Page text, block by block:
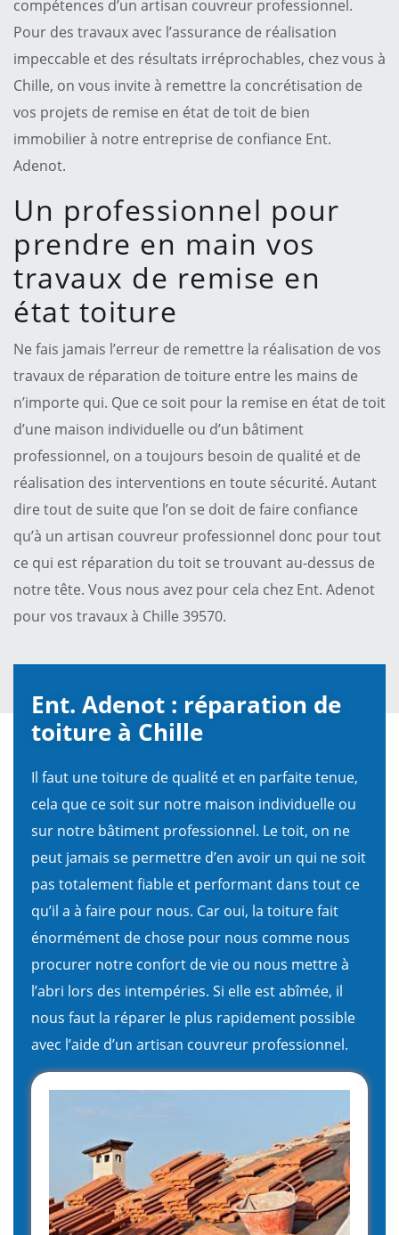
compétences d’un artisan couvreur professionnel.
Pour des travaux avec l’assurance de réalisation
impeccable et des résultats irréprochables, chez vous à
Chille, on vous invite à remettre la concrétisation de
vos projets de remise en état de toit de bien
immobilier à notre entreprise de confiance Ent.
Adenot.
Un professionnel pour
prendre en main vos
travaux de remise en
état toiture
Ne fais jamais l’erreur de remettre la réalisation de vos
travaux de réparation de toiture entre les mains de
n’importe qui. Que ce soit pour la remise en état de toit
d’une maison individuelle ou d’un bâtiment
professionnel, on a toujours besoin de qualité et de
réalisation des interventions en toute sécurité. Autant
dire tout de suite que l’on se doit de faire confiance
qu’à un artisan couvreur professionnel donc pour tout
ce qui est réparation du toit se trouvant au-dessus de
notre tête. Vous nous avez pour cela chez Ent. Adenot
pour vos travaux à Chille 39570.
Ent. Adenot : réparation de
toiture à Chille
Il faut une toiture de qualité et en parfaite tenue,
cela que ce soit sur notre maison individuelle ou
sur notre bâtiment professionnel. Le toit, on ne
peut jamais se permettre d’en avoir un qui ne soit
pas totalement fiable et performant dans tout ce
qu’il a à faire pour nous. Car oui, la toiture fait
énormément de chose pour nous comme nous
procurer notre confort de vie ou nous mettre à
l’abri lors des intempéries. Si elle est abîmée, il
nous faut la réparer le plus rapidement possible
avec l’aide d’un artisan couvreur professionnel.